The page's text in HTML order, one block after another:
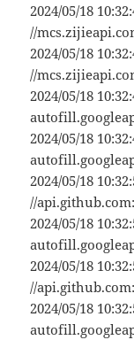
2024/05/18
//
2024/05/18
//
2024/05/18
2024/05/18
2024/05/18
//
2024/05/18
2024/05/18
//
2024/05/18